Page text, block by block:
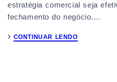
estratégia comercial seja
fechamento do negócio.…
CONTINUAR LENDO